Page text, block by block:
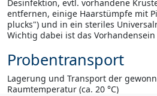
Desinfektion, evtl. vorhandene
entfernen, einige Haarstümpfe mit
plucks") und in ein steriles
Wichtig dabei ist das
Probentransport
Lagerung und Transport der
Raumtemperatur (ca. 20 °C)